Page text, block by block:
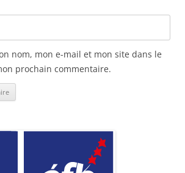
nom, mon e-mail et mon site dans le
prochain commentaire.